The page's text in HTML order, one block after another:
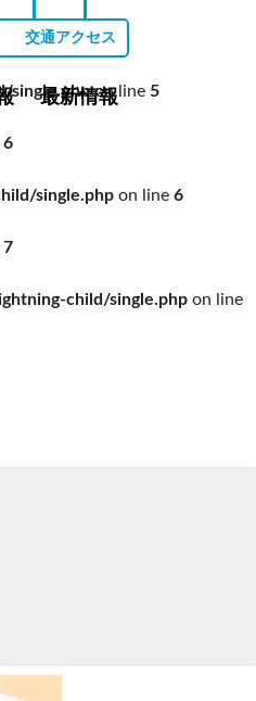
交通アクセス
最新情報
single.phpon line 5
6
single.php on line 6
7
child/single.php on line